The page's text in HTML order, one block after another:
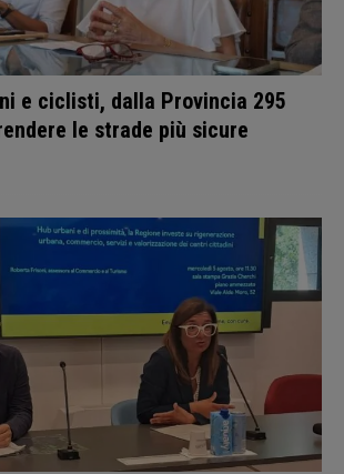
e ciclisti, dalla Provincia 295
le strade più sicure